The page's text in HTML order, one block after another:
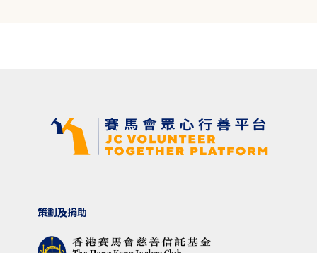
策劃及捐助